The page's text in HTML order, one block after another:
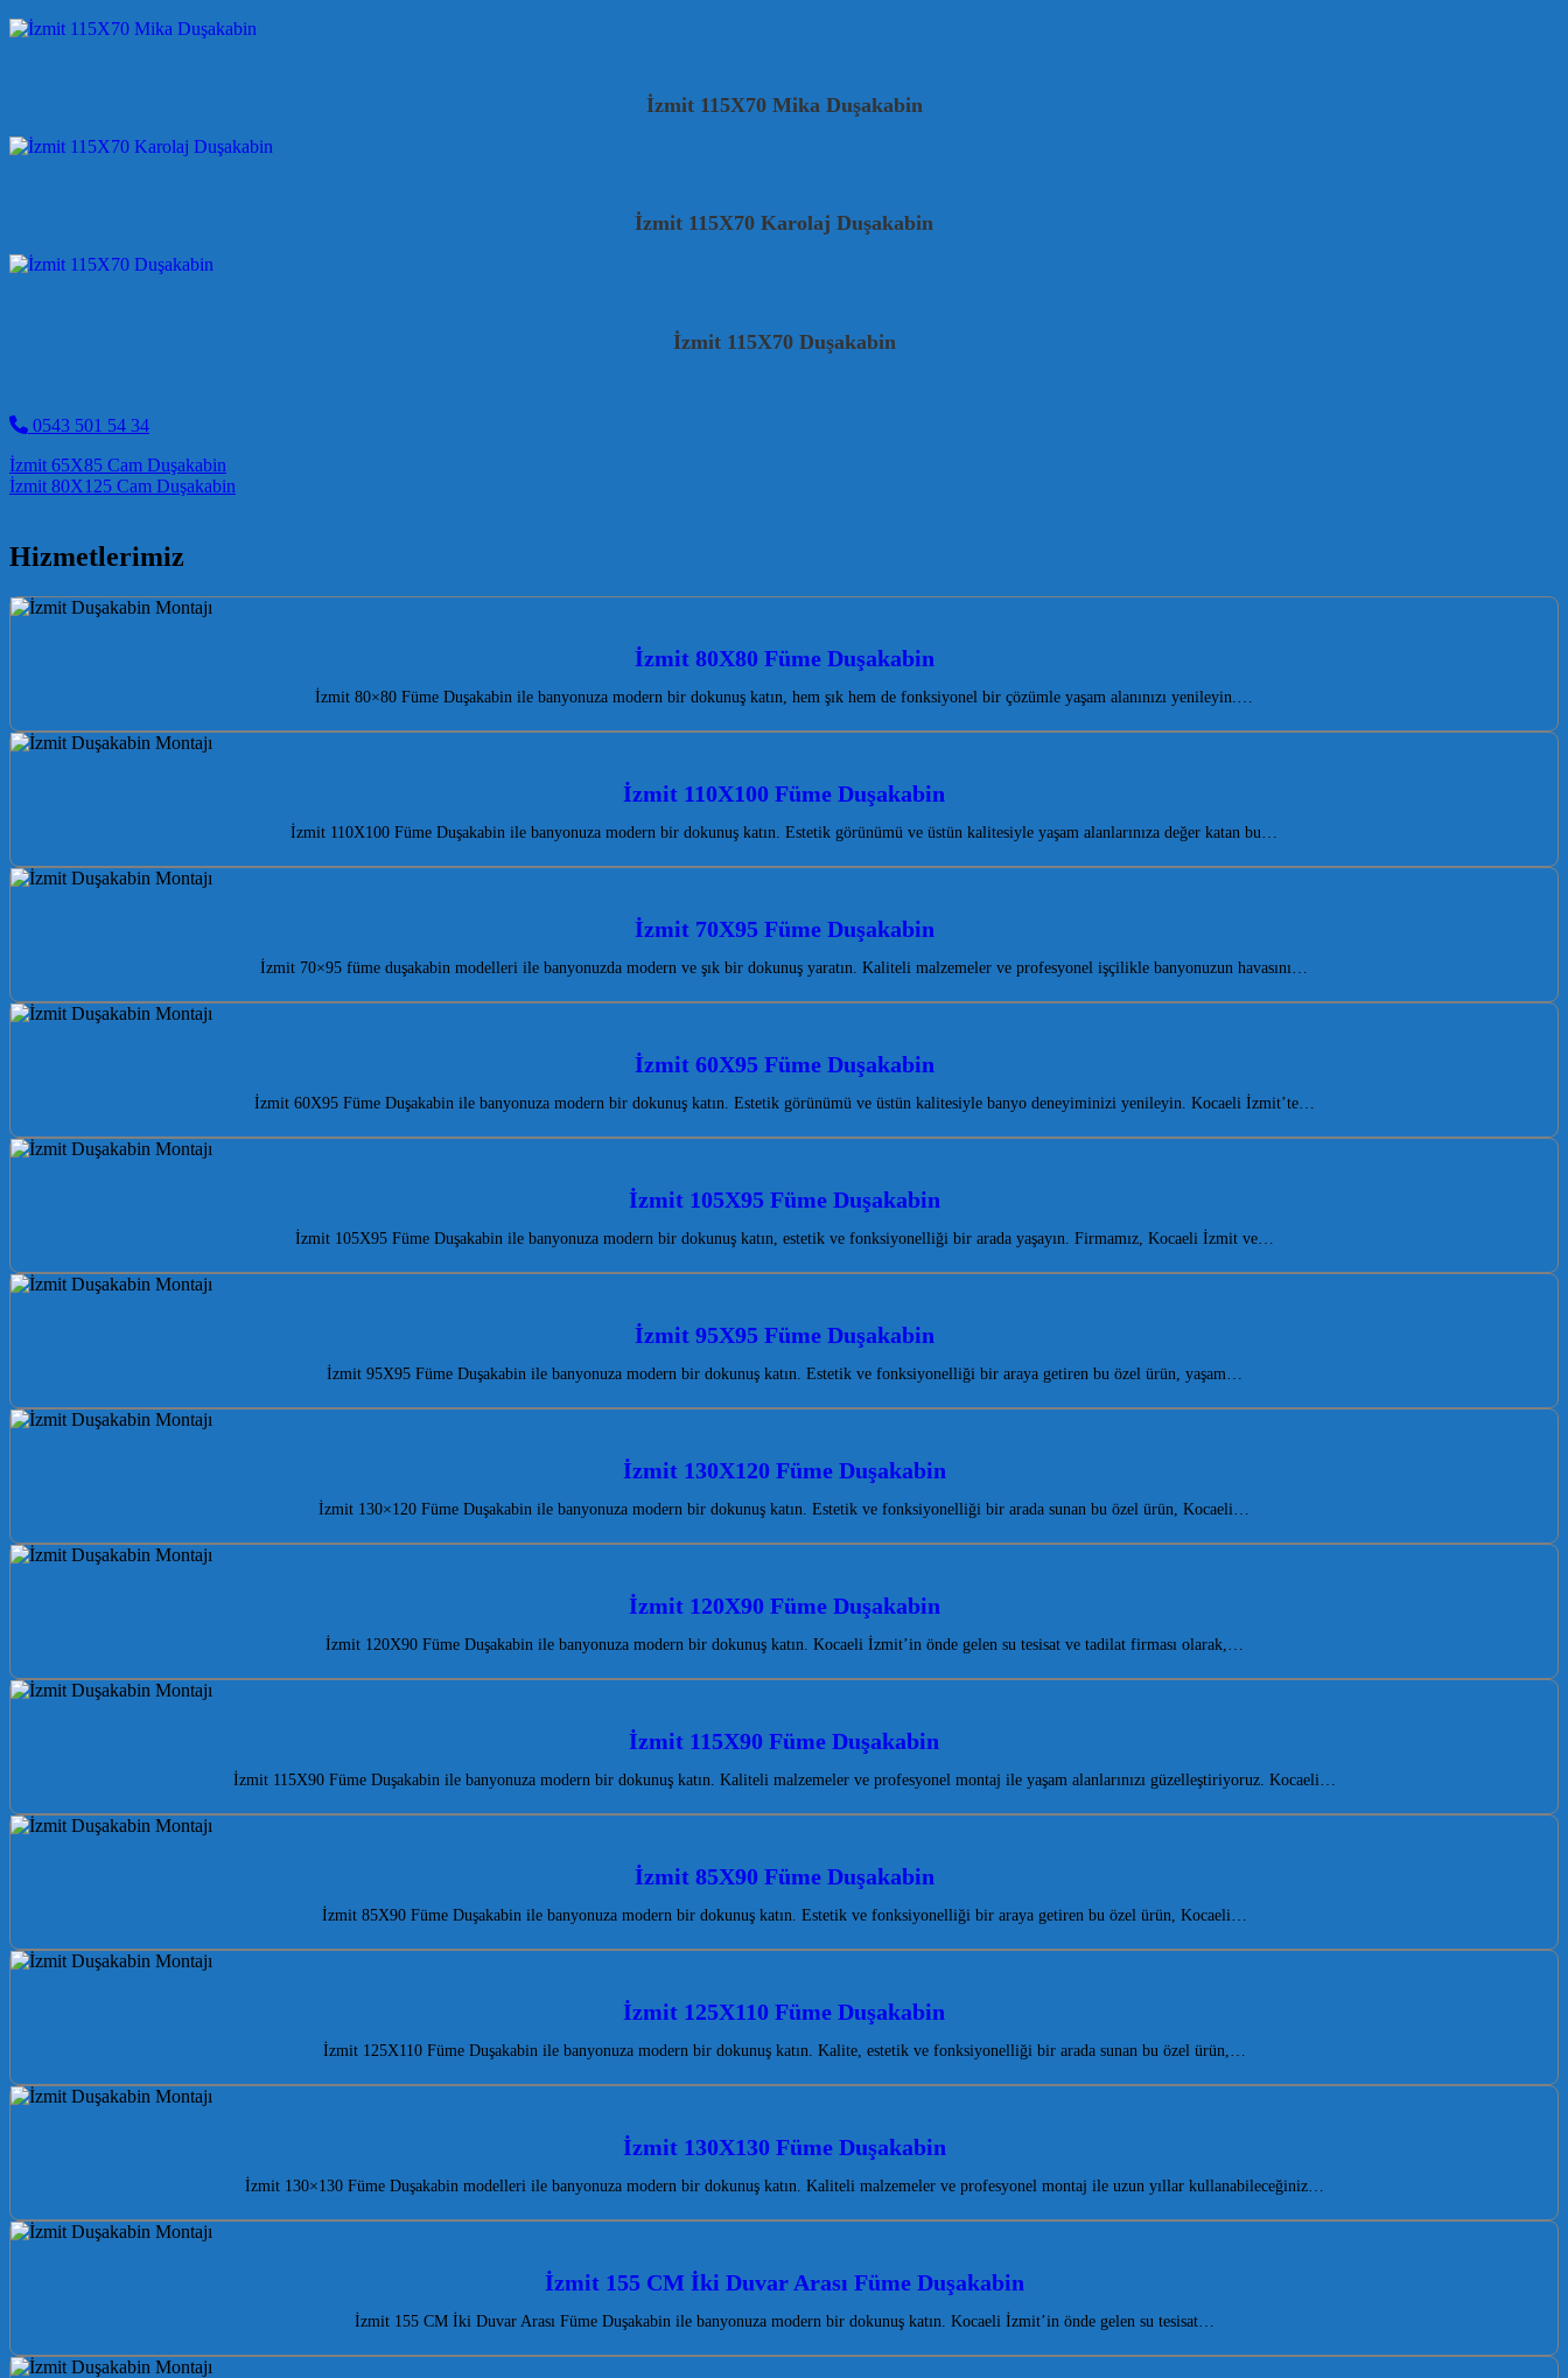
İzmit 115X70 Mika Duşakabin
İzmit 115X70 Karolaj Duşakabin
İzmit 115X70 Duşakabin
0543 501 54 34
Post navigation
İzmit 65X85 Cam Duşakabin
İzmit 80X125 Cam Duşakabin
Hizmetlerimiz
İzmit 80X80 Füme Duşakabin
İzmit 80×80 Füme Duşakabin ile banyonuza modern bir dokunuş katın, hem şık hem de fonksiyonel bir çözümle yaşam alanınızı yenileyin.…
İzmit 110X100 Füme Duşakabin
İzmit 110X100 Füme Duşakabin ile banyonuza modern bir dokunuş katın. Estetik görünümü ve üstün kalitesiyle yaşam alanlarınıza değer katan bu…
İzmit 70X95 Füme Duşakabin
İzmit 70×95 füme duşakabin modelleri ile banyonuzda modern ve şık bir dokunuş yaratın. Kaliteli malzemeler ve profesyonel işçilikle banyonuzun havasını…
İzmit 60X95 Füme Duşakabin
İzmit 60X95 Füme Duşakabin ile banyonuza modern bir dokunuş katın. Estetik görünümü ve üstün kalitesiyle banyo deneyiminizi yenileyin. Kocaeli İzmit’te…
İzmit 105X95 Füme Duşakabin
İzmit 105X95 Füme Duşakabin ile banyonuza modern bir dokunuş katın, estetik ve fonksiyonelliği bir arada yaşayın. Firmamız, Kocaeli İzmit ve…
İzmit 95X95 Füme Duşakabin
İzmit 95X95 Füme Duşakabin ile banyonuza modern bir dokunuş katın. Estetik ve fonksiyonelliği bir araya getiren bu özel ürün, yaşam…
İzmit 130X120 Füme Duşakabin
İzmit 130×120 Füme Duşakabin ile banyonuza modern bir dokunuş katın. Estetik ve fonksiyonelliği bir arada sunan bu özel ürün, Kocaeli…
İzmit 120X90 Füme Duşakabin
İzmit 120X90 Füme Duşakabin ile banyonuza modern bir dokunuş katın. Kocaeli İzmit’in önde gelen su tesisat ve tadilat firması olarak,…
İzmit 115X90 Füme Duşakabin
İzmit 115X90 Füme Duşakabin ile banyonuza modern bir dokunuş katın. Kaliteli malzemeler ve profesyonel montaj ile yaşam alanlarınızı güzelleştiriyoruz. Kocaeli…
İzmit 85X90 Füme Duşakabin
İzmit 85X90 Füme Duşakabin ile banyonuza modern bir dokunuş katın. Estetik ve fonksiyonelliği bir araya getiren bu özel ürün, Kocaeli…
İzmit 125X110 Füme Duşakabin
İzmit 125X110 Füme Duşakabin ile banyonuza modern bir dokunuş katın. Kalite, estetik ve fonksiyonelliği bir arada sunan bu özel ürün,…
İzmit 130X130 Füme Duşakabin
İzmit 130×130 Füme Duşakabin modelleri ile banyonuza modern bir dokunuş katın. Kaliteli malzemeler ve profesyonel montaj ile uzun yıllar kullanabileceğiniz…
İzmit 155 CM İki Duvar Arası Füme Duşakabin
İzmit 155 CM İki Duvar Arası Füme Duşakabin ile banyonuza modern bir dokunuş katın. Kocaeli İzmit’in önde gelen su tesisat…